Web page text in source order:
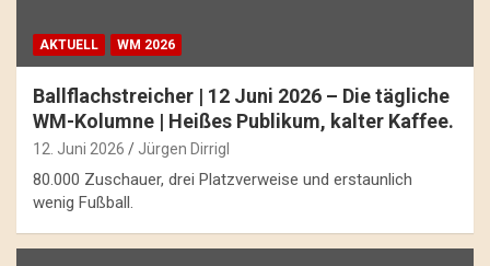
AKTUELL WM 2026
Ballflachstreicher | 12 Juni 2026 – Die tägliche
WM-Kolumne | Heißes Publikum, kalter Kaffee.
12. Juni 2026 Jürgen Dirrigl
80.000 Zuschauer, drei Platzverweise und erstaunlich
wenig Fußball.